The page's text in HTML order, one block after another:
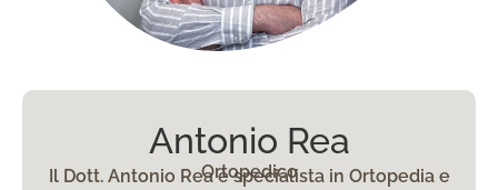
Antonio Rea
Ortopedico
Il Dott. Antonio Rea è specialista in Ortopedia e